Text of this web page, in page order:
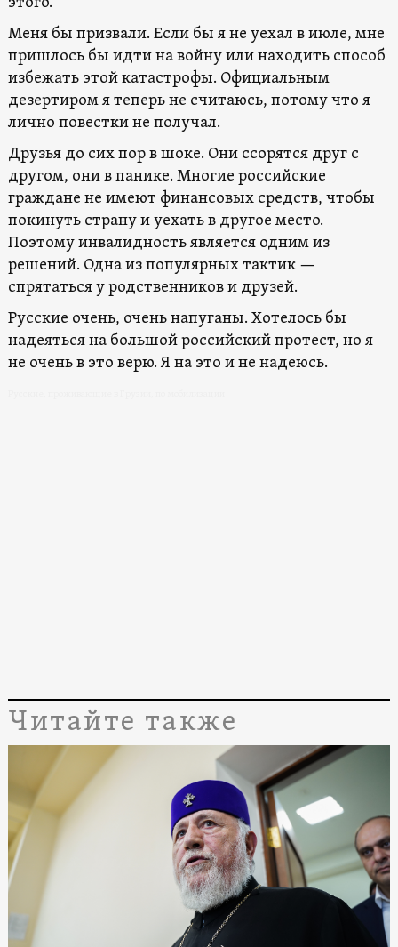
Меня бы призвали. Если бы я не уехал в июле, мне
пришлось бы идти на войну или находить способ
избежать этой катастрофы. Официальным
дезертиром я теперь не считаюсь, потому что я
лично повестки не получал.
Друзья до сих пор в шоке. Они ссорятся друг с
другом, они в панике. Многие российские
граждане не имеют финансовых средств, чтобы
покинуть страну и уехать в другое место.
Поэтому инвалидность является одним из
решений. Одна из популярных тактик —
спрятаться у родственников и друзей.
Русские очень, очень напуганы. Хотелось бы
надеяться на большой российский протест, но я
не очень в это верю. Я на это и не надеюсь.
Читайте также